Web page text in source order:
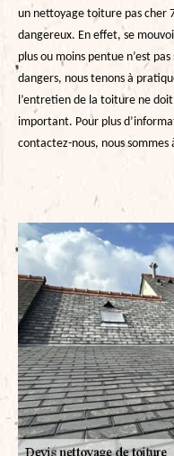
un nettoyage toiture pas cher
dangereux. En effet, se
plus ou moins pentue n’est
dangers, nous tenons à
l’entretien de la toiture ne
important. Pour plus
contactez-nous, nous sommes